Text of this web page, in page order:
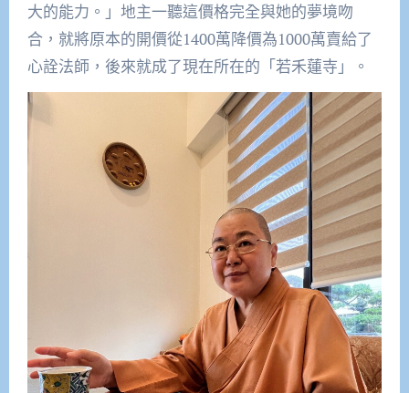
大的能力。」地主一聽這價格完全與她的夢境吻
合，就將原本的開價從1400萬降價為1000萬賣給了
心詮法師，後來就成了現在所在的「若禾蓮寺」。